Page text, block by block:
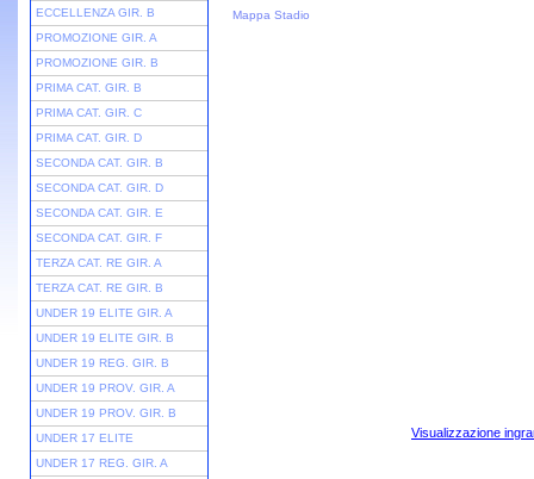
ECCELLENZA GIR. B
PROMOZIONE GIR. A
PROMOZIONE GIR. B
PRIMA CAT. GIR. B
PRIMA CAT. GIR. C
PRIMA CAT. GIR. D
SECONDA CAT. GIR. B
SECONDA CAT. GIR. D
SECONDA CAT. GIR. E
SECONDA CAT. GIR. F
TERZA CAT. RE GIR. A
TERZA CAT. RE GIR. B
UNDER 19 ELITE GIR. A
UNDER 19 ELITE GIR. B
UNDER 19 REG. GIR. B
UNDER 19 PROV. GIR. A
UNDER 19 PROV. GIR. B
UNDER 17 ELITE
UNDER 17 REG. GIR. A
Mappa Stadio
Visualizzazione